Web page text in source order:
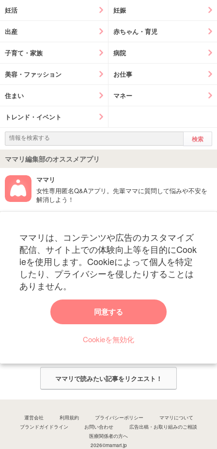
妊活 妊娠
出産 赤ちゃん・育児
子育て・家族 病院
美容・ファッション お仕事
住まい マネー
トレンド・イベント
ママリ編集部のオススメアプリ
ママリ
女性専用匿名Q&Aアプリ。先輩ママに質問して悩みや不安を
解消しよう！
ママリは、コンテンツや広告のカスタマイズ
配信、サイト上での体験向上等を目的にCook
ieを使用します。Cookieによって個人を特定
したり、プライバシーを侵したりすることは
ありません。
同意する
Cookieを無効化
妊娠〜子育て中のお役立ち情報を配信中
ママリからのお知らせ
ママリ編集部がみなさんのご意見をもとに記事を作成させていただきま
ママリで読みたい記事をリクエスト！
運営会社 利用規約 プライバシーポリシー
ママリについて
ブランドガイドライン
お問い合わせ
広告出稿・お取り組みのご相談
医療関係者の方へ
2026©mamari.jp